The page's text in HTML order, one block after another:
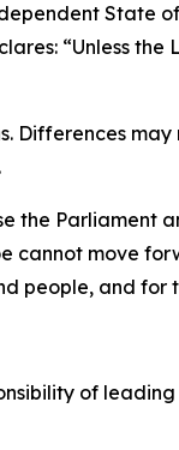
State
“Unless the
Differences
the Parliament
cannot move
people, and for
of